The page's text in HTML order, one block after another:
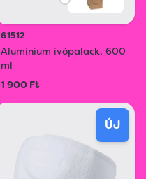
61512
Alumínium ivópalack, 600
ml
1 900 Ft
ÚJ